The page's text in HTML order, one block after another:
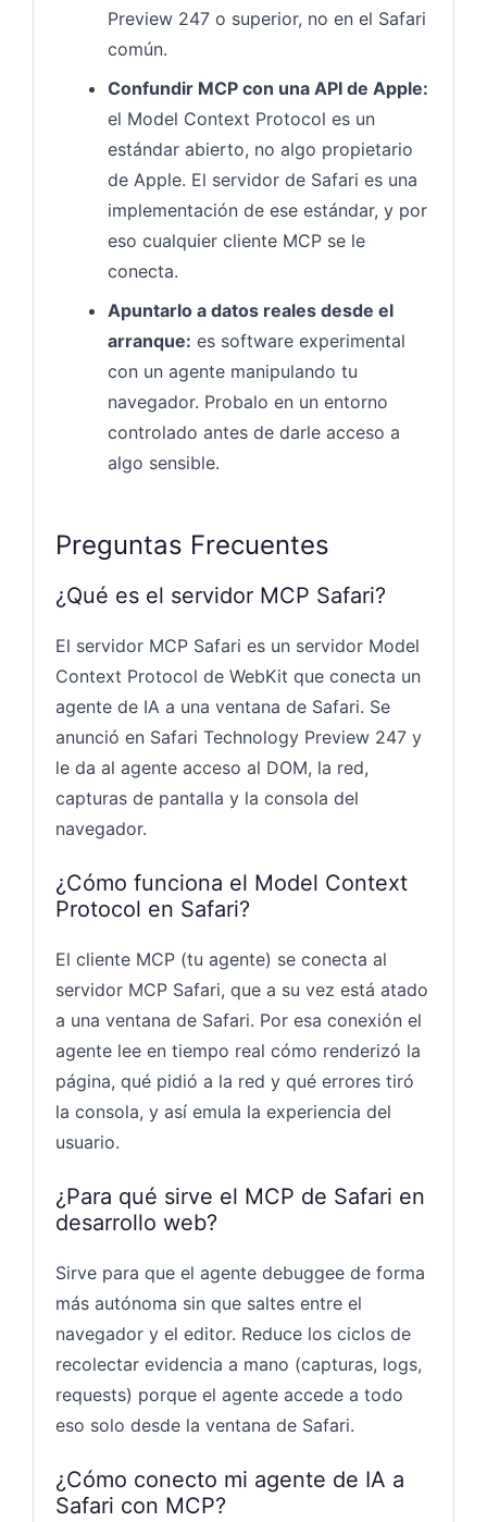
Preview 247 o superior, no en el Safari
común.
Confundir MCP con una API de Apple:
el Model Context Protocol es un
estándar abierto, no algo propietario
de Apple. El servidor de Safari es una
implementación de ese estándar, y por
eso cualquier cliente MCP se le
conecta.
Apuntarlo a datos reales desde el
arranque: es software experimental
con un agente manipulando tu
navegador. Probalo en un entorno
controlado antes de darle acceso a
algo sensible.
Preguntas Frecuentes
¿Qué es el servidor MCP Safari?
El servidor MCP Safari es un servidor Model
Context Protocol de WebKit que conecta un
agente de IA a una ventana de Safari. Se
anunció en Safari Technology Preview 247 y
le da al agente acceso al DOM, la red,
capturas de pantalla y la consola del
navegador.
¿Cómo funciona el Model Context
Protocol en Safari?
El cliente MCP (tu agente) se conecta al
servidor MCP Safari, que a su vez está atado
a una ventana de Safari. Por esa conexión el
agente lee en tiempo real cómo renderizó la
página, qué pidió a la red y qué errores tiró
la consola, y así emula la experiencia del
usuario.
¿Para qué sirve el MCP de Safari en
desarrollo web?
Sirve para que el agente debuggee de forma
más autónoma sin que saltes entre el
navegador y el editor. Reduce los ciclos de
recolectar evidencia a mano (capturas, logs,
requests) porque el agente accede a todo
eso solo desde la ventana de Safari.
¿Cómo conecto mi agente de IA a
Safari con MCP?